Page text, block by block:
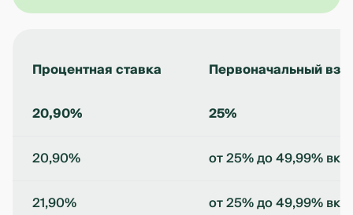
Процентная ставка
Первоначальный
20,90%
25%
20,90% от 25% до 49,99%
21,90% от 25% до 49,99%